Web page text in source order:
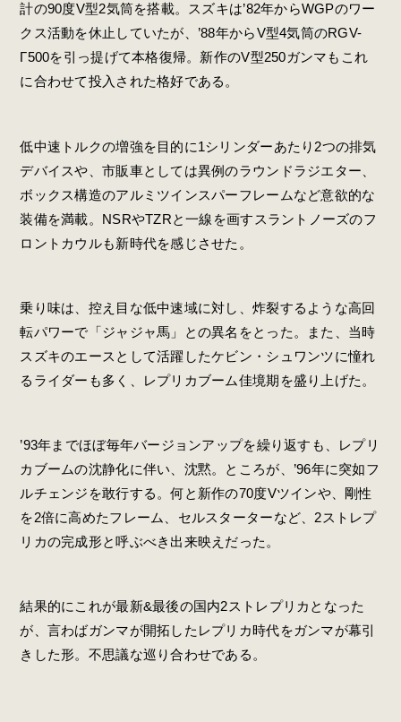
計の90度V型2気筒を搭載。スズキは’82年からWGPのワー
クス活動を休止していたが、’88年からV型4気筒のRGV-
Γ500を引っ提げて本格復帰。新作のV型250ガンマもこれ
に合わせて投入された格好である。
低中速トルクの増強を目的に1シリンダーあたり2つの排気
デバイスや、市販車としては異例のラウンドラジエター、
ボックス構造のアルミツインスパーフレームなど意欲的な
装備を満載。NSRやTZRと一線を画すスラントノーズのフ
ロントカウルも新時代を感じさせた。
乗り味は、控え目な低中速域に対し、炸裂するような高回
転パワーで「ジャジャ馬」との異名をとった。また、当時
スズキのエースとして活躍したケビン・シュワンツに憧れ
るライダーも多く、レプリカブーム佳境期を盛り上げた。
’93年までほぼ毎年バージョンアップを繰り返すも、レプリ
カブームの沈静化に伴い、沈黙。ところが、’96年に突如フ
ルチェンジを敢行する。何と新作の70度Vツインや、剛性
を2倍に高めたフレーム、セルスターターなど、2ストレプ
リカの完成形と呼ぶべき出来映えだった。
結果的にこれが最新&最後の国内2ストレプリカとなった
が、言わばガンマが開拓したレプリカ時代をガンマが幕引
きした形。不思議な巡り合わせである。